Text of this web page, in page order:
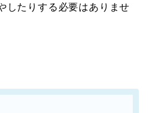
したりする必要はありませ